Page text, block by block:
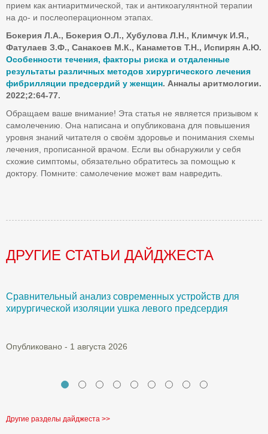
прием как антиаритмической, так и антикоагулянтной терапии
на до- и послеоперационном этапах.
Бокерия Л.А., Бокерия О.Л., Хубулова Л.Н., Климчук И.Я.,
Фатулаев З.Ф., Санакоев М.К., Канаметов Т.Н., Испирян А.Ю.
Особенности течения, факторы риска и отдаленные
результаты различных методов хирургического лечения
фибрилляции предсердий у женщин. Анналы аритмологии.
2022;2:64-77.
Обращаем ваше внимание! Эта статья не является призывом к
самолечению. Она написана и опубликована для повышения
уровня знаний читателя о своём здоровье и понимания схемы
лечения, прописанной врачом. Если вы обнаружили у себя
схожие симптомы, обязательно обратитесь за помощью к
доктору. Помните: самолечение может вам навредить.
ДРУГИЕ СТАТЬИ ДАЙДЖЕСТА
Сравнительный анализ современных устройств для
хирургической изоляции ушка левого предсердия
Опубликовано - 1 августа 2026
Другие разделы дайджеста >>